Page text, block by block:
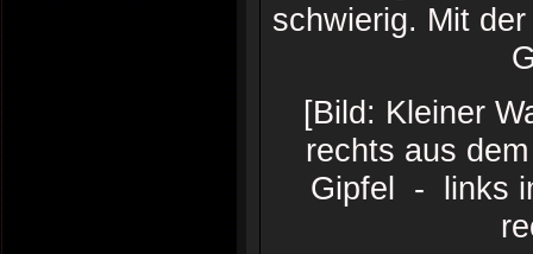
schwierig. Mit
[Bild: Kleiner
rechts aus
Gipfel - links